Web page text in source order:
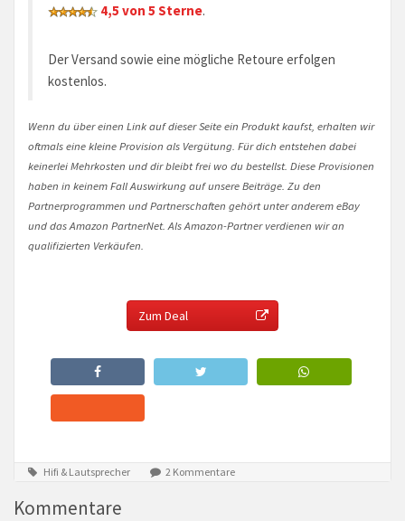
4,5 von 5 Sterne.
Der Versand sowie eine mögliche Retoure erfolgen
kostenlos.
Wenn du über einen Link auf dieser Seite ein Produkt kaufst, erhalten wir
oftmals eine kleine Provision als Vergütung. Für dich entstehen dabei
keinerlei Mehrkosten und dir bleibt frei wo du bestellst. Diese Provisionen
haben in keinem Fall Auswirkung auf unsere Beiträge. Zu den
Partnerprogrammen und Partnerschaften gehört unter anderem eBay
und das Amazon PartnerNet. Als Amazon-Partner verdienen wir an
qualifizierten Verkäufen.
Zum Deal
Hifi & Lautsprecher 2 Kommentare
Kommentare